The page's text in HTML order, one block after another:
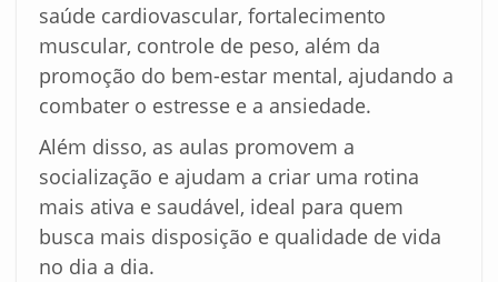
saúde cardiovascular, fortalecimento
muscular, controle de peso, além da
promoção do bem-estar mental, ajudando a
combater o estresse e a ansiedade.
Além disso, as aulas promovem a
socialização e ajudam a criar uma rotina
mais ativa e saudável, ideal para quem
busca mais disposição e qualidade de vida
no dia a dia.